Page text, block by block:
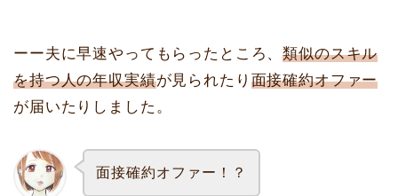
ーー夫に早速やってもらったところ、類似のスキル
を持つ人の年収実績が見られたり 面接確約オファー
が届いたりしました。
面接確約オファー！？